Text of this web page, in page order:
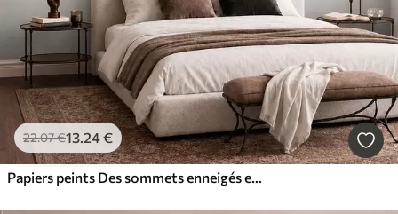
22.07€13.24€
Papiers peints Des sommets enneigés et un lac paisible aux reflets miroitants